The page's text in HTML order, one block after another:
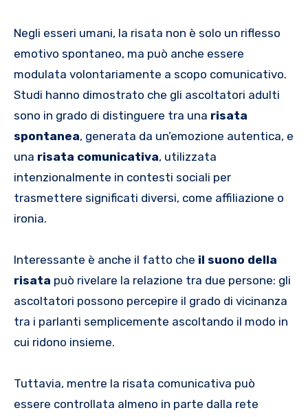
Negli esseri umani, la risata non è solo un riflesso
emotivo spontaneo, ma può anche essere
modulata volontariamente a scopo comunicativo.
Studi hanno dimostrato che gli ascoltatori adulti
sono in grado di distinguere tra una risata
spontanea, generata da un’emozione autentica, e
una risata comunicativa, utilizzata
intenzionalmente in contesti sociali per
trasmettere significati diversi, come affiliazione o
ironia.
Interessante è anche il fatto che il suono della
risata può rivelare la relazione tra due persone: gli
ascoltatori possono percepire il grado di vicinanza
tra i parlanti semplicemente ascoltando il modo in
cui ridono insieme.
Tuttavia, mentre la risata comunicativa può
essere controllata almeno in parte dalla rete